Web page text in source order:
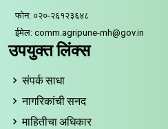
फोन: ०२०-२६१२३६४८
ईमेल: comm.agripune-mh@gov.in
उपयुक्त लिंक्स
संपर्क साधा
नागरिकांची सनद
माहितीचा अधिकार